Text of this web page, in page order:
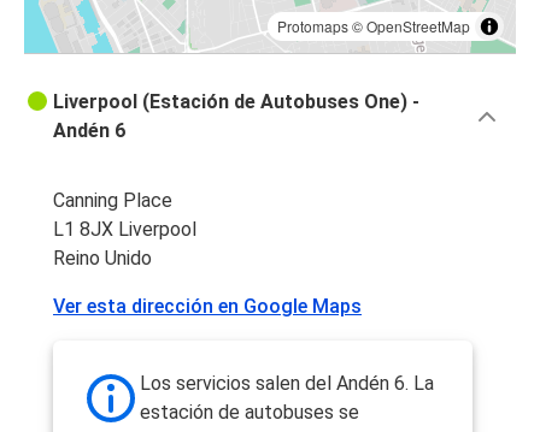
Protomaps©OpenStreetMap
Liverpool (Estación de Autobuses One) -
Andén 6
Canning Place
L1 8JX Liverpool
Reino Unido
Ver esta dirección en Google Maps
Los servicios salen del Andén 6. La
estación de autobuses se